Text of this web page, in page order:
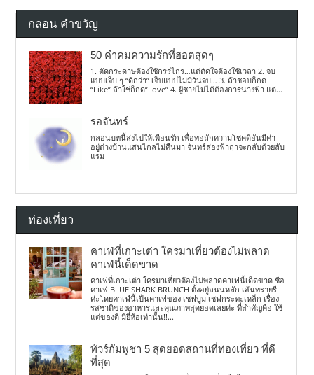
กลอน คำขวัญ
50 คำคมความรักที่ฮอตสุดๆ
1. ตัดกระดาษต้องใช้กรรไกร…แต่ตัดใจต้องใช้เวลา 2. จบ
แบบเจ็บ ๆ “ดีกว่า” เจ็บแบบไม่มีวันจบ… 3. ถ้าชอบก็กด
“Like” ถ้าใช่ก็กด”Love” 4. ผู้ชายไม่ได้ต้องการนางฟ้า แต่...
รอจันทร์
กลอนบทนี้ส่งไปให้เพื่อนรัก เพื่อทอถักความโชคดีอันมีค่า
อยู่ต่างบ้านแสนไกลไม่คืนมา จันทร์ส่องฟ้าฤาจะกลับด้วยลับ
แรม
ท่องเที่ยว
คาเฟ่ที่เกาะเต่า ใครมาเที่ยวต้องไม่พลาด
คาเฟ่นี้เด็ดขาด
คาเฟ่ที่เกาะเต่า ใครมาเที่ยวต้องไม่พลาดคาเฟ่นี้เด็ดขาด ชื่อ
คาเฟ่ BLUE SHARK BRUNCH ตั้งอยู่ถนนหลัก เส้นทรายรี
ค่ะโดยคาเฟ่นี้เป็นคาเฟ่ของ เชฟบูม เชฟกระทะเหล็ก เรื่อง
รสชาติของอาหารและคุณภาพสุดยอดเลยค่ะ ที่สำคัญคือ ใช้
แต่ของดี มียี่ห้อเท่านั้น!!...
ทัวร์กัมพูชา 5 สุดยอดสถานที่ท่องเที่ยว ที่ดี
ที่สุด